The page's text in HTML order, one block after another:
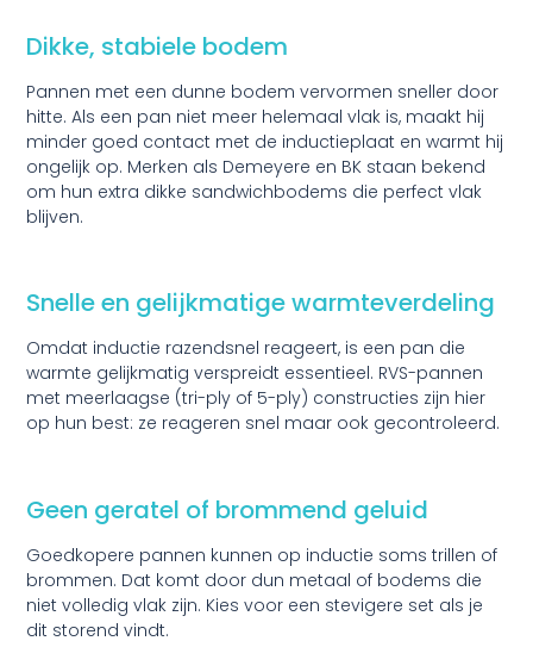
Dikke, stabiele bodem
Pannen met een dunne bodem vervormen sneller door
hitte. Als een pan niet meer helemaal vlak is, maakt hij
minder goed contact met de inductieplaat en warmt hij
ongelijk op. Merken als Demeyere en BK staan bekend
om hun extra dikke sandwichbodems die perfect vlak
blijven.
Snelle en gelijkmatige warmteverdeling
Omdat inductie razendsnel reageert, is een pan die
warmte gelijkmatig verspreidt essentieel. RVS-pannen
met meerlaagse (tri-ply of 5-ply) constructies zijn hier
op hun best: ze reageren snel maar ook gecontroleerd.
Geen geratel of brommend geluid
Goedkopere pannen kunnen op inductie soms trillen of
brommen. Dat komt door dun metaal of bodems die
niet volledig vlak zijn. Kies voor een stevigere set als je
dit storend vindt.